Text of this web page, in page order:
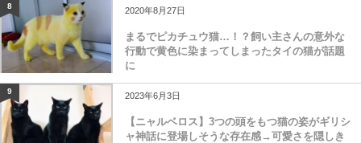
8 2020年8月27日
まるでピカチュウ猫…！？飼い主さんの意外な
行動で黄色に染まってしまったタイの猫が話題
に
9 2023年6月3日
【ニャルベロス】3つの頭をもつ猫の姿がギリシ
ャ神話に登場しそうな存在感→可愛さを隠しき